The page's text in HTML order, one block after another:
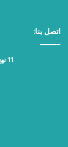
اتصل بنا:
11 نهج ابي الحسن الحضرمي- منوبة - تونس